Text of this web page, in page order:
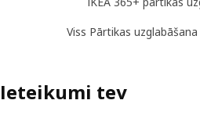
Viss Pārtikas
Ieteikumi tev